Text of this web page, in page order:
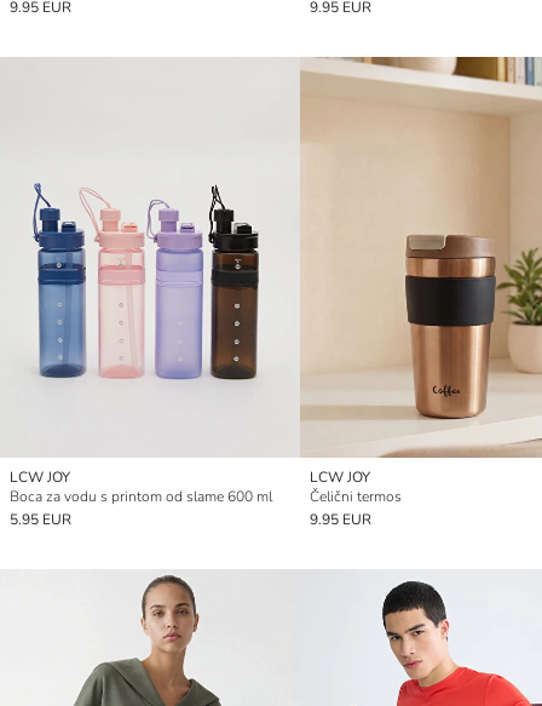
9.95 EUR 9.95 EUR
LCW JOY
Boca za vodu s printom od slame 600 ml
5.95 EUR
LCW JOY
Čelični termos
9.95 EUR